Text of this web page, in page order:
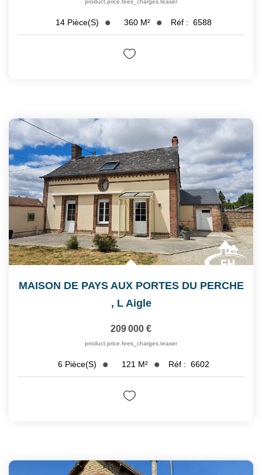
product.price.fees_charges.teaser
14 Pièce(s) 360 M² Réf : 6588
MAISON DE PAYS AUX PORTES DU PERCHE
, L Aigle
209 000 €
product.price.fees_charges.teaser
6 Pièce(s) 121 M² Réf : 6602